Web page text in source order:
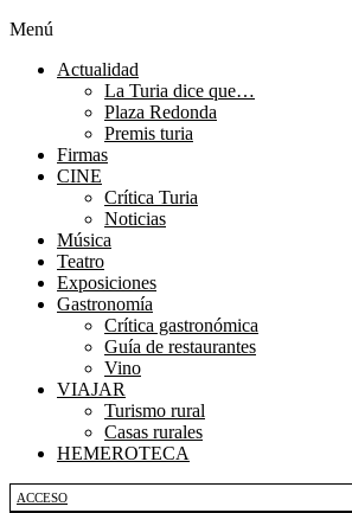
Menú
Actualidad
La Turia dice que…
Plaza Redonda
Premis turia
Firmas
CINE
Crítica Turia
Noticias
Música
Teatro
Exposiciones
Gastronomía
Crítica gastronómica
Guía de restaurantes
Vino
VIAJAR
Turismo rural
Casas rurales
HEMEROTECA
ACCESO